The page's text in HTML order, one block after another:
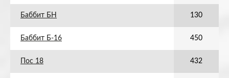
Баббит БН 130
Баббит Б-16 450
Пос 18 432